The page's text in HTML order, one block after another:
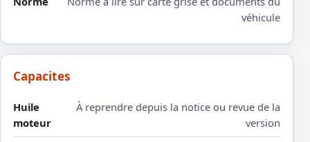
véhicule
Capacites
Huile
moteur
À reprendre depuis la notice ou revue de la
version